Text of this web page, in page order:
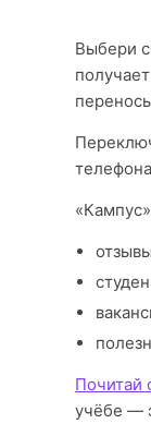
Выбери
Почитай
учёбе —